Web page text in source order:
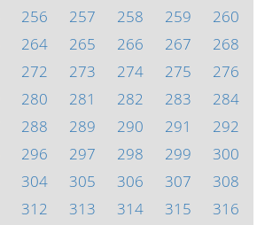
256 257 258 259
260
264 265 266 267
268
272 273 274 275
276
280 281 282 283
284
288 289 290 291
292
296 297 298 299
300
304 305 306 307
308
312 313 314 315
316